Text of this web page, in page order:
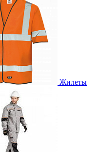
Жилеты